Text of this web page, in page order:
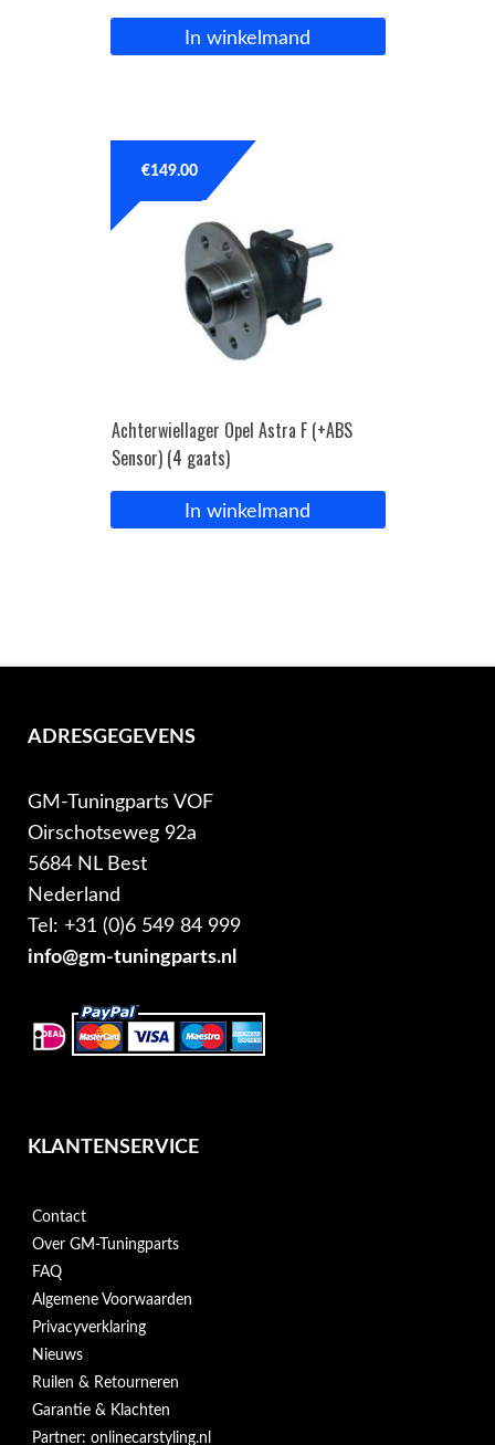
In winkelmand
Achterwiellager Opel Astra F (+ABS
Sensor) (4 gaats)
€149.00
In winkelmand
ADRESGEGEVENS
GM-Tuningparts VOF
Oirschotseweg 92a
5684 NL Best
Nederland
Tel: +31 (0)6 549 84 999
info@gm-tuningparts.nl
KLANTENSERVICE
Contact
Over GM-Tuningparts
FAQ
Algemene Voorwaarden
Privacyverklaring
Nieuws
Ruilen & Retourneren
Garantie & Klachten
Partner: onlinecarstyling.nl